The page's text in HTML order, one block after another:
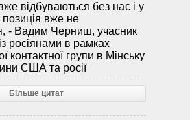
відбуваються без нас і у
вже не
- Вадим Черниш, учасник
росіянами в рамках
контактної групи в Мінську
США та росії
Більше цитат